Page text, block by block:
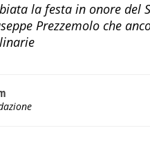
la festa in onore del
Prezzemolo che